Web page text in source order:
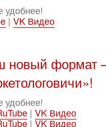
удобнее!
|VK Видео
новый формат
удобнее!
| VK Видео
| VK Видео